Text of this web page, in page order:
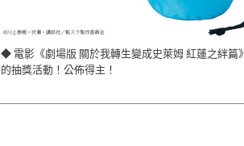
◆ 電影《劇場版 關於我轉生變成史萊姆 紅蓮之絆篇》
的抽獎活動！公佈得主！